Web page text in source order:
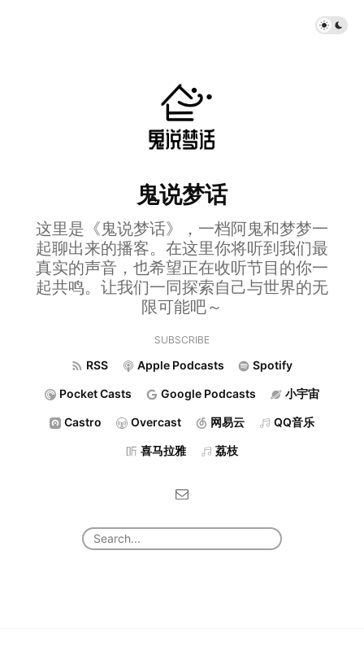
鬼说梦话
这里是《鬼说梦话》，一档阿鬼和梦梦一
起聊出来的播客。在这里你将听到我们最
真实的声音，也希望正在收听节目的你一
起共鸣。让我们一同探索自己与世界的无
限可能吧～
SUBSCRIBE
RSS Apple Podcasts Spotify
Pocket Casts Google Podcasts 小宇宙
Castro Overcast 网易云 QQ音乐
喜马拉雅 荔枝